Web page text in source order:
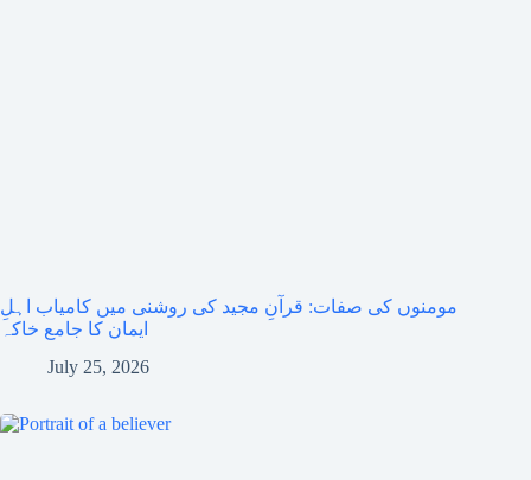
مومنوں کی صفات: قرآنِ مجید کی روشنی میں کامیاب اہلِ
ایمان کا جامع خاکہ
July 25, 2026